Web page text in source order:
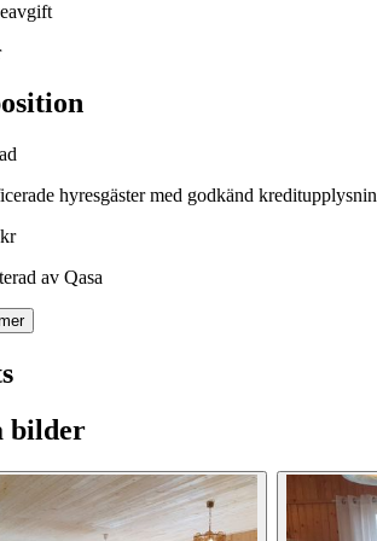
hyresgäster med godkänd
av Qasa
bilder